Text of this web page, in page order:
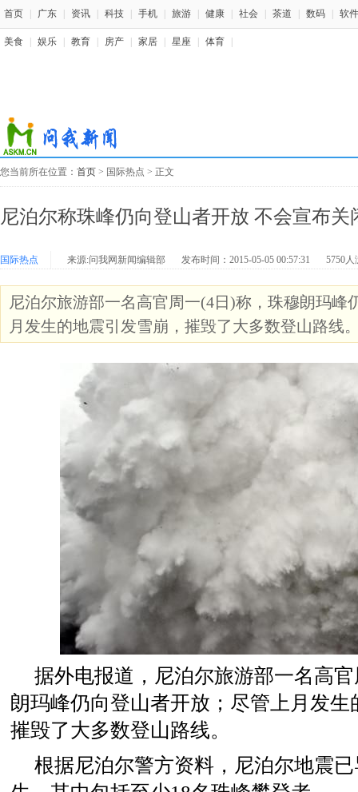
首页 广东 资讯 科技 手机 旅游 健康 社会 茶道 数码 软件
美食 娱乐 教育 房产 家居 星座 体育
您当前所在位置： 首页 > 国际热点 > 正文
尼泊尔称珠峰仍向登山者开放 不会宣布关
国际热点 来源:问我网新闻编辑部 发布时间：2015-05-05 00:57:31 5750人
尼泊尔旅游部一名高官周一(4日)称，珠穆朗玛峰
月发生的地震引发雪崩，摧毁了大多数登山路线
据外电报道，尼泊尔旅游部一名高
朗玛峰仍向登山者开放；尽管上月发
摧毁了大多数登山路线。
根据尼泊尔警方资料，尼泊尔地震